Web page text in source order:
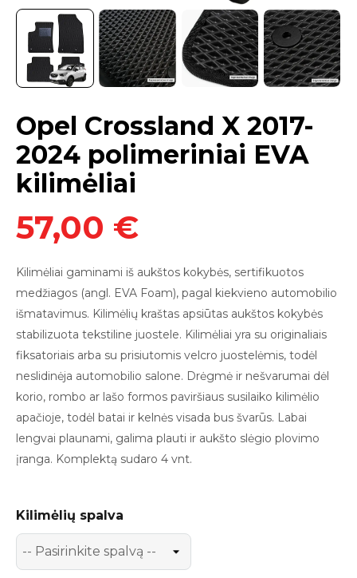
Opel Crossland X 2017-
2024 polimeriniai EVA
kilimėliai
57,00 €
Kilimėliai gaminami iš aukštos kokybės, sertifikuotos
medžiagos (angl. EVA Foam), pagal kiekvieno automobilio
išmatavimus. Kilimėlių kraštas apsiūtas aukštos kokybės
stabilizuota tekstiline juostele. Kilimėliai yra su originaliais
fiksatoriais arba su prisiutomis velcro juostelėmis, todėl
neslidinėja automobilio salone. Drėgmė ir nešvarumai dėl
korio, rombo ar lašo formos paviršiaus susilaiko kilimėlio
apačioje, todėl batai ir kelnės visada bus švarūs. Labai
lengvai plaunami, galima plauti ir aukšto slėgio plovimo
įranga. Komplektą sudaro 4 vnt.
Kilimėlių spalva